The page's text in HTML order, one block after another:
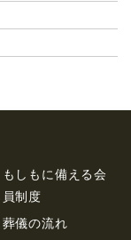
もしもに備える会
員制度
葬儀の流れ